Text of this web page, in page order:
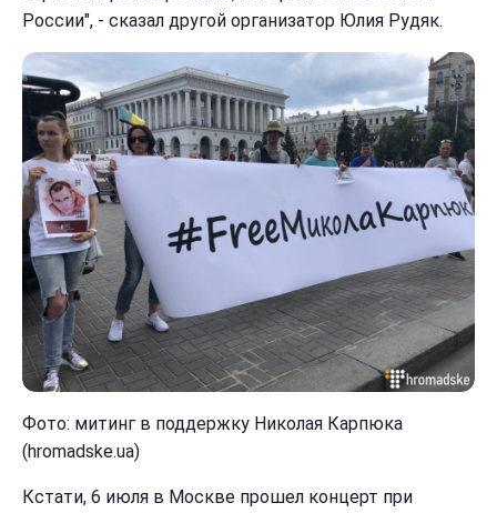
России", - сказал другой организатор Юлия Рудяк.
Фото: митинг в поддержку Николая Карпюка
(hromadske.ua)
Кстати, 6 июля в Москве прошел концерт при